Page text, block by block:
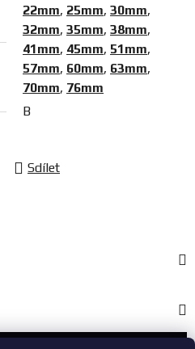
22mm, 25mm, 30mm,
32mm, 35mm, 38mm,
41mm, 45mm, 51mm,
57mm, 60mm, 63mm,
70mm, 76mm
B
Sdílet